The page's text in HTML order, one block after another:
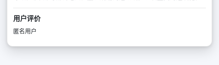
用户评价
匿名用户